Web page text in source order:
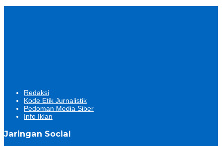
Redaksi
Kode Etik Jurnalistik
Pedoman Media Siber
Info Iklan
Jaringan Social